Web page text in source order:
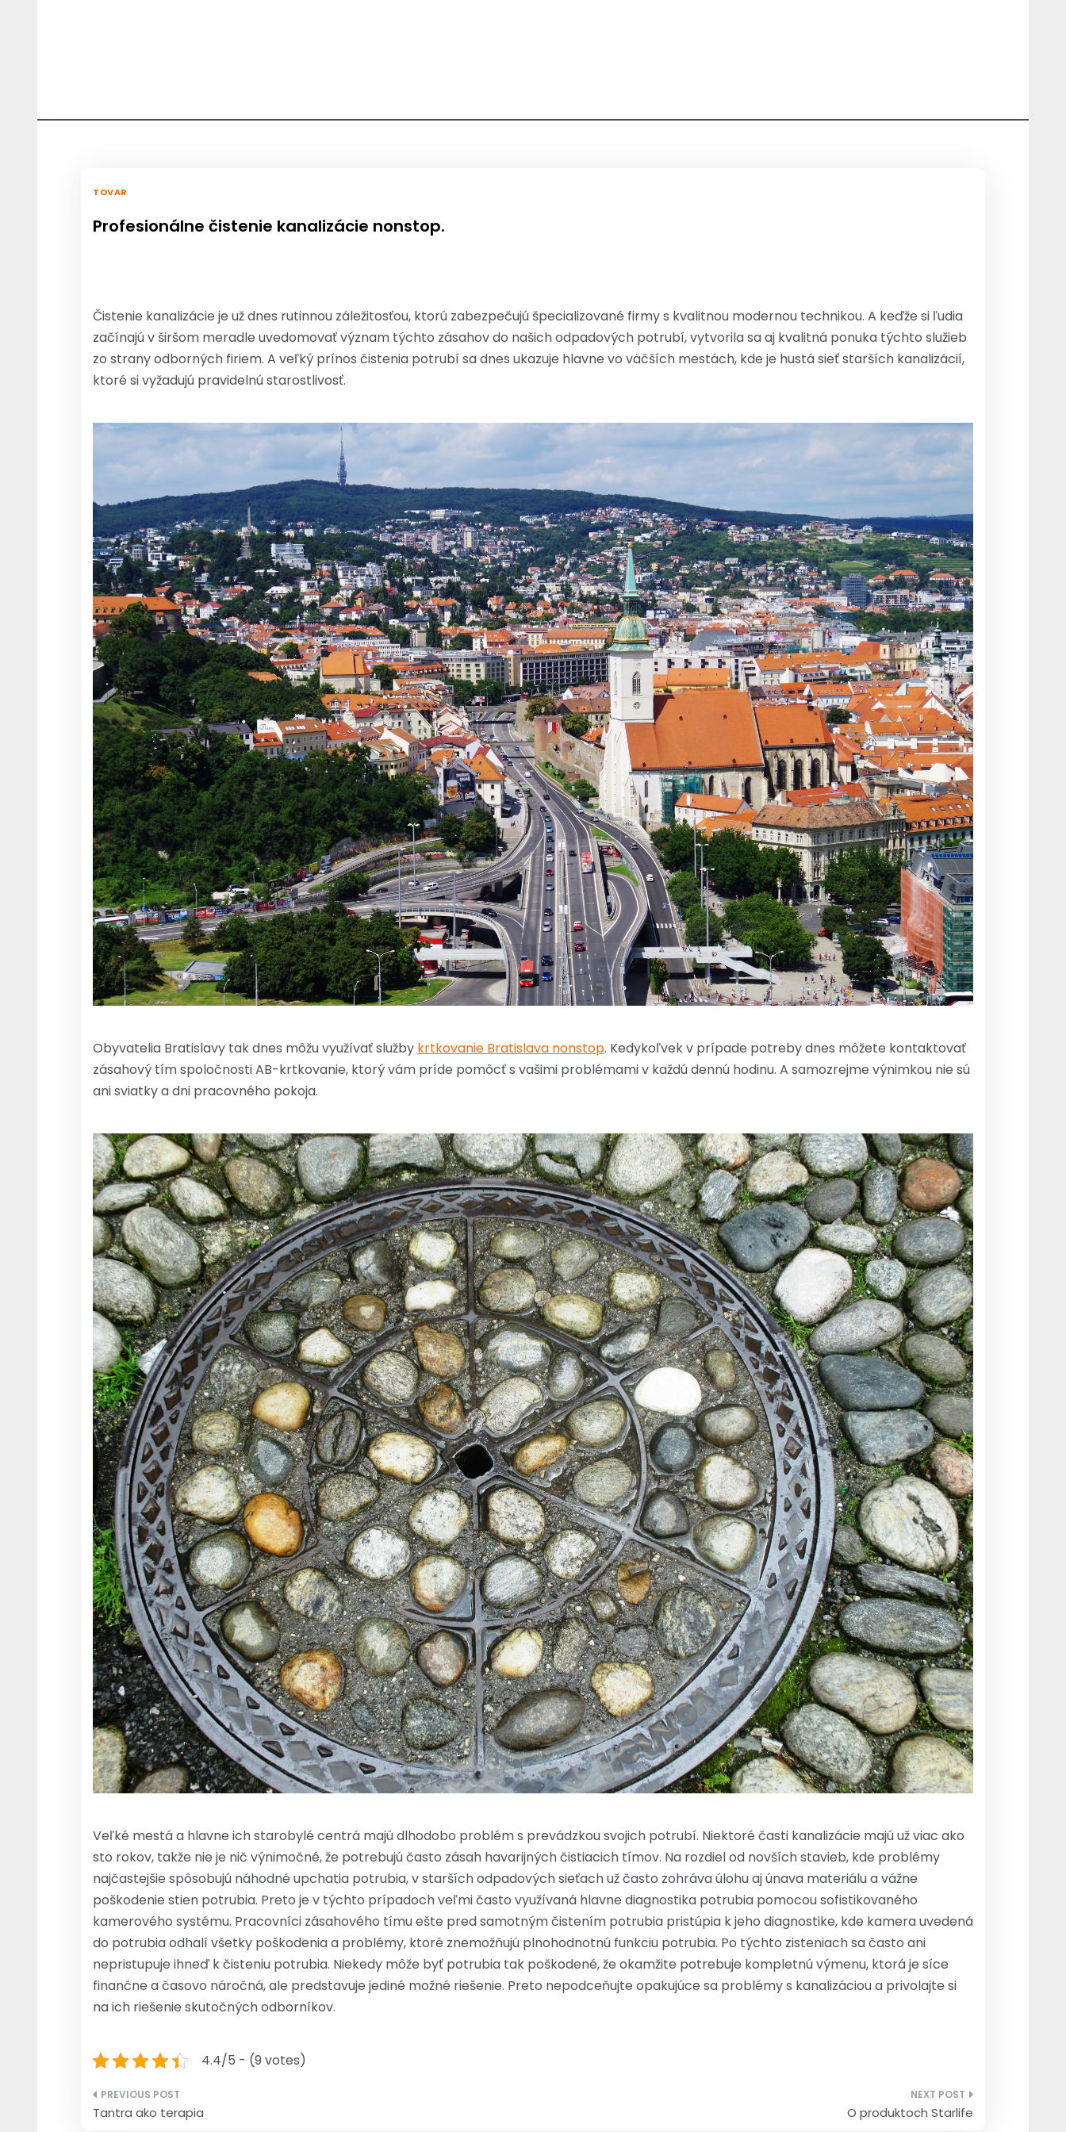
TOVAR
Profesionálne čistenie kanalizácie nonstop.
Čistenie kanalizácie je už dnes rutinnou záležitosťou, ktorú zabezpečujú špecializované firmy s kvalitnou modernou technikou. A keďže si ľudia
začínajú v širšom meradle uvedomovať význam týchto zásahov do našich odpadových potrubí, vytvorila sa aj kvalitná ponuka týchto služieb
zo strany odborných firiem. A veľký prínos čistenia potrubí sa dnes ukazuje hlavne vo väčších mestách, kde je hustá sieť starších kanalizácií,
ktoré si vyžadujú pravidelnú starostlivosť.
Obyvatelia Bratislavy tak dnes môžu využívať služby krtkovanie Bratislava nonstop. Kedykoľvek v prípade potreby dnes môžete kontaktovať
zásahový tím spoločnosti AB-krtkovanie, ktorý vám príde pomôcť s vašimi problémami v každú dennú hodinu. A samozrejme výnimkou nie sú
ani sviatky a dni pracovného pokoja.
Veľké mestá a hlavne ich starobylé centrá majú dlhodobo problém s prevádzkou svojich potrubí. Niektoré časti kanalizácie majú už viac ako
sto rokov, takže nie je nič výnimočné, že potrebujú často zásah havarijných čistiacich tímov. Na rozdiel od novších stavieb, kde problémy
najčastejšie spôsobujú náhodné upchatia potrubia, v starších odpadových sieťach už často zohráva úlohu aj únava materiálu a vážne
poškodenie stien potrubia. Preto je v týchto prípadoch veľmi často využívaná hlavne diagnostika potrubia pomocou sofistikovaného
kamerového systému. Pracovníci zásahového tímu ešte pred samotným čistením potrubia pristúpia k jeho diagnostike, kde kamera uvedená
do potrubia odhalí všetky poškodenia a problémy, ktoré znemožňujú plnohodnotnú funkciu potrubia. Po týchto zisteniach sa často ani
nepristupuje ihneď k čisteniu potrubia. Niekedy môže byť potrubia tak poškodené, že okamžite potrebuje kompletnú výmenu, ktorá je síce
finančne a časovo náročná, ale predstavuje jediné možné riešenie. Preto nepodceňujte opakujúce sa problémy s kanalizáciou a privolajte si
na ich riešenie skutočných odborníkov.
4.4/5 - (9 votes)
Navigácia
Tantra ako terapia O produktoch Starlife